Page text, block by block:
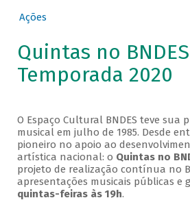
Ações
Quintas no
Temporada 2020
O Espaço Cultural BNDES teve sua
musical em julho de 1985. Desde
pioneiro no apoio ao
artística nacional: o Quintas no
projeto de realização contínua no
apresentações musicais públicas e
quintas-feiras às 19h.